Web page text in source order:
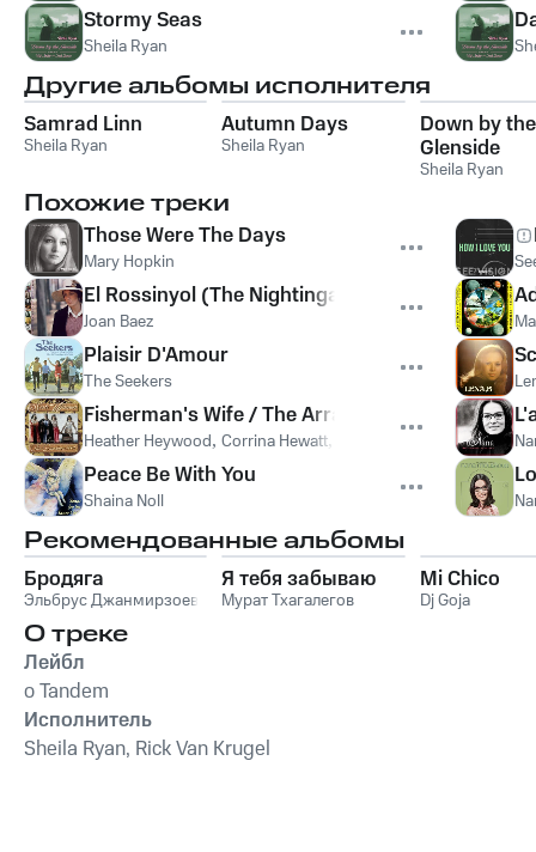
Stormy Seas
Sheila Ryan
Другие альбомы исполнителя
Samrad Linn
Sheila Ryan
Autumn Days
Sheila Ryan
Down by the
Glenside
Sheila Ryan
Похожие треки
Those Were The Days
Mary Hopkin
El Rossinyol (The Nightingale)
Joan Baez
Plaisir D'Amour
The Seekers
Fisherman's Wife / The Arran Boat Song /
Heather Heywood, Corrina Hewatt, Heather
Peace Be With You
Shaina Noll
Рекомендованные альбомы
Бродяга
Эльбрус Джанмирзоев
Я тебя забываю
Мурат Тхагалегов
Mi Chico
Dj Goja
О треке
Лейбл
o Tandem
Исполнитель
Sheila Ryan, Rick Van Krugel